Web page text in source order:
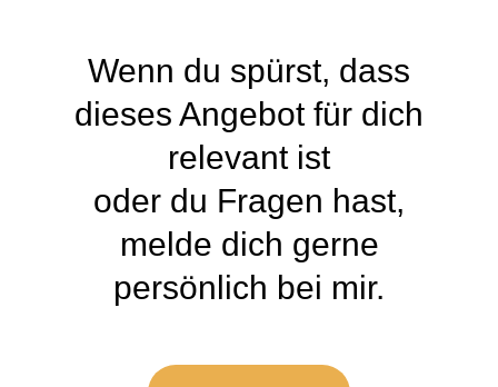
Wenn du spürst, dass
dieses Angebot für dich
relevant ist
oder du Fragen hast,
melde dich gerne
persönlich bei mir.